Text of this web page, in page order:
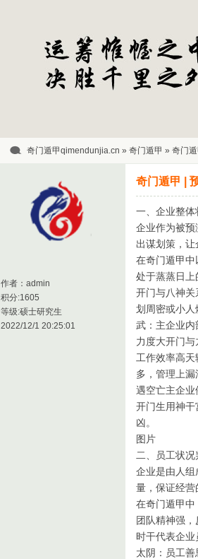
奇门遁甲qimendunjia.cn » 奇门遁甲 » 奇门
作者： admin
积分:1605
等级:硕士研究生
2022/12/1 20:25:01
奇门遁甲 |
一、企业整体
企业作为被
出谋划策，让
在奇门遁甲中
处于蒸蒸日上
开门与八神
划周密或小
武：主企业
力度大开门
工作效率高
多，管理上
遇空亡主企业
开门生用神
凶。
图片
二、员工状况
企业是由人组
量，保证经营
在奇门遁甲中
团队精神强，
时干代表企
太阴：员工